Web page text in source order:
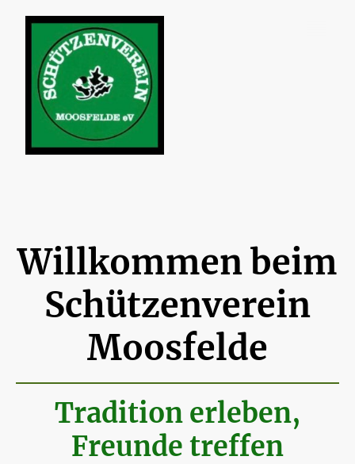
Willkommen beim
Schützenverein
Moosfelde
Tradition erleben,
Freunde treffen